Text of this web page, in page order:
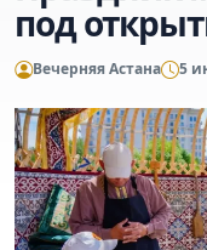
под
Вечерняя Астана 5